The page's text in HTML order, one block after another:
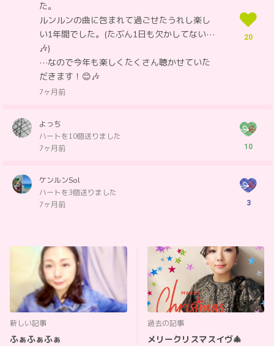
た。
ルンルンの曲に包まれて過ごせたうれし楽し
い1年間でした。(たぶん1日も欠かしてない⋯
🎶)
⋯なので今年も楽しくたくさん聴かせていた
だきます！😊🎶
7ヶ月前
20
よっち
ハートを10個送りました
7ヶ月前
10
ケンルンSol
ハートを3個送りました
7ヶ月前
3
新しい記事
ふぁふぁふぁ
過去の記事
メリークリスマスイヴ🎄